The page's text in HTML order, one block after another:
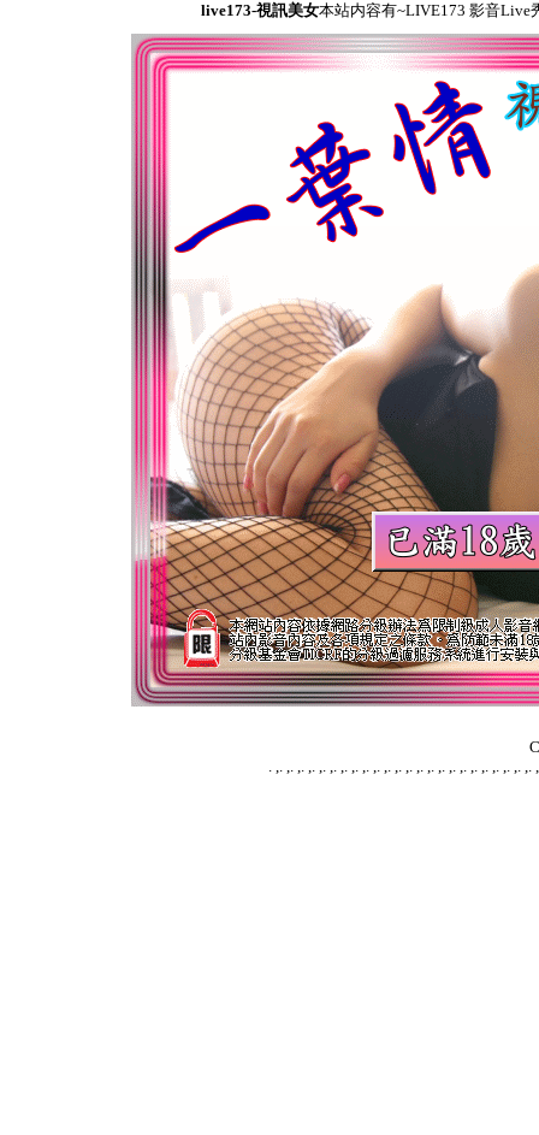
live173-視訊美女本站内容有~LIVE173 影音Live
. ,. ,. ,. ,. ,. ,. ,. ,. ,. ,. ,. ,. ,. ,. ,. ,. ,. ,. ,. ,. ,. ,. ,. ,. ,